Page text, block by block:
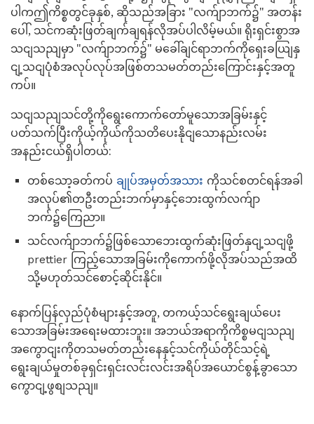
ပါကဤကိစ္စတွင်ခုနှစ်, ဆိုသည်အခြား "လက်ျာဘက်၌" အတန်း
ပေါ်, သင်ကဆုံးဖြတ်ချက်ချရန်လိုအပ်ပါလိမ့်မယ်။ ရိုးရှင်းစွာအ
သငျသညျမှာ "လက်ျာဘက်၌" မခေါ်ချင်ရာဘက်ကိုရှေးခယျြနှ
ငျ့သငျပုံစံအလုပ်လုပ်အဖြစ်တသမတ်တည်းကြောင်းနှင့်အတူ
ကပ်။
သငျသညျသင်တို့ကိုရွေးကောက်တော်မူသောအခြမ်းနှင့်
ပတ်သက်ပြီးကိုယ့်ကိုယ်ကိုသတိပေးနိုငျသောနည်းလမ်း
အနည်းငယ်ရှိပါတယ်:
တစ်သော့ခတ်ကပ် ချုပ်အမှတ်အသား ကိုသင်စတင်ရန်အခါ
အလုပ်၏တဦးတည်းဘက်မှာနှင့်ဘေးထွက်လက်ျာ
ဘက်၌ကြေညာ။
သင်လက်ျာဘက်၌ဖြစ်သောဘေးထွက်ဆုံးဖြတ်နှငျ့သငျဖို့
prettier ကြည့်သောအခြမ်းကိုကောက်ဖို့လိုအပ်သည်အထိ
သို့မဟုတ်သင်စောင့်ဆိုင်းနိုင်။
နောက်ပြန်လှည်ပုံစံများနှင့်အတူ, တကယ့်သင်ရွေးချယ်ပေး
သောအခြမ်းအရေးမထားဘူး။ အဘယ်အရာကိုကိစ္စမငျသညျ
အကွောငျးကိုတသမတ်တည်းနေနှင့်သင်ကိုယ်တိုင်သင့်ရဲ့
ရွေးချယ်မှုတစ်ခုရှင်းရှင်းလင်းလင်းအရိပ်အယောင်စွန့်ခွာသော
ကွောငျ့ဖွစျသညျ။